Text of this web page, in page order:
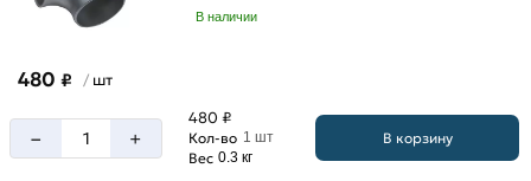
В наличии
480 ₽ / шт
– +
480 ₽
Кол-во 1 шт
Вес 0.3 кг
В корзину